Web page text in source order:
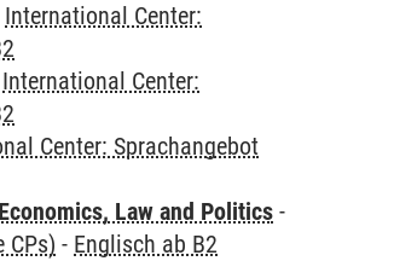
International Center:
International Center:
Center: Sprachangebot
Law and Politics -
CPs) - Englisch ab B2